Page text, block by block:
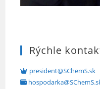
Rýchle
president@SChemS.sk